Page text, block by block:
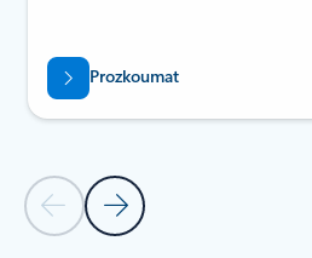
Předchozí snímek
Další snímek
Prozkoumat